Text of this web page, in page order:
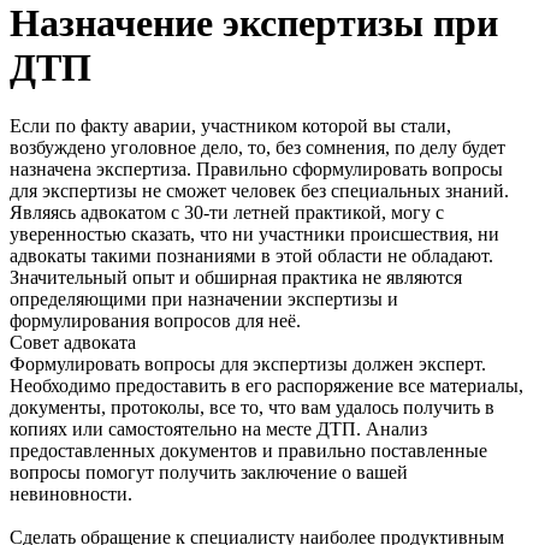
Назначение экспертизы при
ДТП
Если по факту аварии, участником которой вы стали,
возбуждено уголовное дело, то, без сомнения, по делу будет
назначена экспертиза. Правильно сформулировать вопросы
для экспертизы не сможет человек без специальных знаний.
Являясь адвокатом с 30-ти летней практикой, могу с
уверенностью сказать, что ни участники происшествия, ни
адвокаты такими познаниями в этой области не обладают.
Значительный опыт и обширная практика не являются
определяющими при назначении экспертизы и
формулирования вопросов для неё.
Совет адвоката
Формулировать вопросы для экспертизы должен эксперт.
Необходимо предоставить в его распоряжение все материалы,
документы, протоколы, все то, что вам удалось получить в
копиях или самостоятельно на месте ДТП. Анализ
предоставленных документов и правильно поставленные
вопросы помогут получить заключение о вашей
невиновности.
Сделать обращение к специалисту наиболее продуктивным